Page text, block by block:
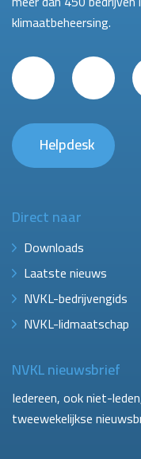
klimaatbeheersing.
Helpdesk
Direct naar
Downloads
Laatste nieuws
NVKL-bedrijvengids
NVKL-lidmaatschap
NVKL nieuwsbrief
Iedereen, ook niet-
tweewekelijkse